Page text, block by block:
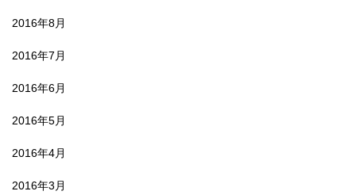
2016年8月
2016年7月
2016年6月
2016年5月
2016年4月
2016年3月